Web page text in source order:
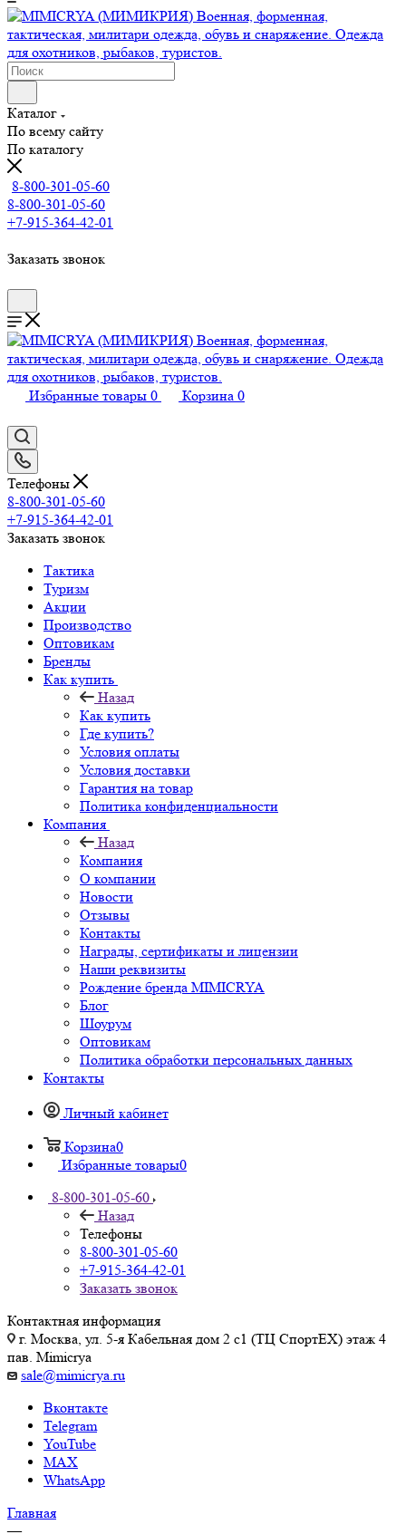
Каталог
По всему сайту
По каталогу
8-800-301-05-60
8-800-301-05-60
+7-915-364-42-01
Заказать звонок
Избранные товары 0 Корзина 0
Телефоны
8-800-301-05-60
+7-915-364-42-01
Заказать звонок
Тактика
Туризм
Акции
Производство
Оптовикам
Бренды
Как купить
Назад
Как купить
Где купить?
Условия оплаты
Условия доставки
Гарантия на товар
Политика конфиденциальности
Компания
Назад
Компания
О компании
Новости
Отзывы
Контакты
Награды, сертификаты и лицензии
Наши реквизиты
Рождение бренда MIMICRYA
Блог
Шоурум
Оптовикам
Политика обработки персональных данных
Контакты
Личный кабинет
Корзина0
Избранные товары0
8-800-301-05-60
Назад
Телефоны
8-800-301-05-60
+7-915-364-42-01
Заказать звонок
Контактная информация
г. Москва, ул. 5-я Кабельная дом 2 с1 (ТЦ СпортEX) этаж 4
пав. Mimicrya
sale@mimicrya.ru
Вконтакте
Telegram
YouTube
MAX
WhatsApp
Главная